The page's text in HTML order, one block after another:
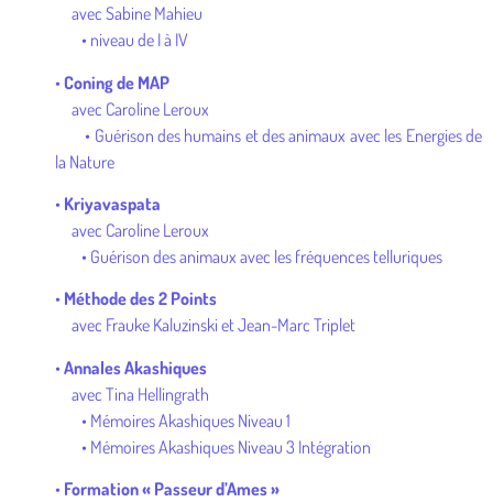
avec Sabine Mahieu
• niveau de I à IV
• Coning de MAP
avec Caroline Leroux
• Guérison des humains et des animaux avec les Energies de
la Nature
• Kriyavaspata
avec Caroline Leroux
• Guérison des animaux avec les fréquences telluriques
• Méthode des 2 Points
avec Frauke Kaluzinski et Jean-Marc Triplet
• Annales Akashiques
avec Tina Hellingrath
• Mémoires Akashiques Niveau 1
• Mémoires Akashiques Niveau 3 Intégration
• Formation « Passeur d’Ames »